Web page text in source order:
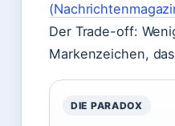
Der Trade-off:
Markenzeichen,
DIE PARADOX